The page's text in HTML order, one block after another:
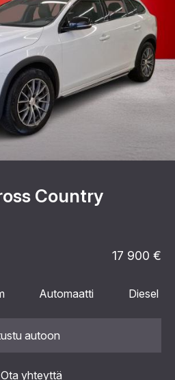
Country
17 900 €
Automaatti Diesel
autoon
Ota yhteyttä